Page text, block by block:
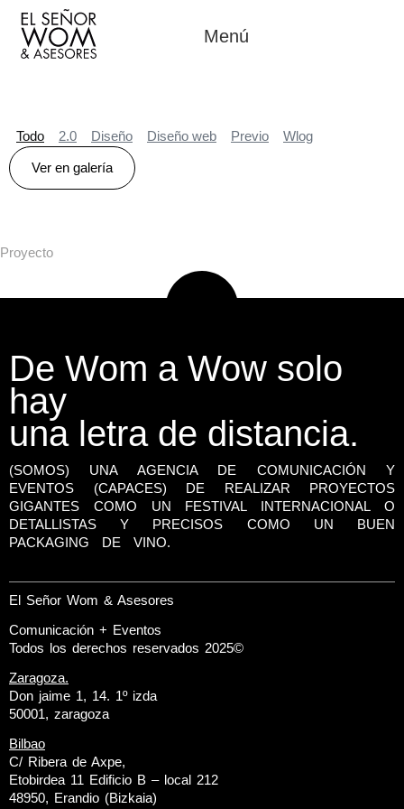
Menú
2.0 Diseño Diseño web Previo Wlog
Todo
Ver en galería
Proyecto
De Wom a Wow solo
hay
una letra de distancia.
(SOMOS) UNA AGENCIA DE COMUNICACIÓN Y
EVENTOS (CAPACES) DE REALIZAR PROYECTOS
GIGANTES COMO UN FESTIVAL INTERNACIONAL O
DETALLISTAS Y PRECISOS COMO UN BUEN
PACKAGING DE VINO.
El Señor Wom & Asesores
Comunicación + Eventos
Todos los derechos reservados 2025©
Zaragoza.
Don jaime 1, 14. 1º izda
50001, zaragoza
Bilbao
C/ Ribera de Axpe,
Etobirdea 11 Edificio B – local 212
48950, Erandio (Bizkaia)